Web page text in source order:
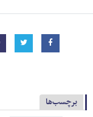
برچسب‌ها